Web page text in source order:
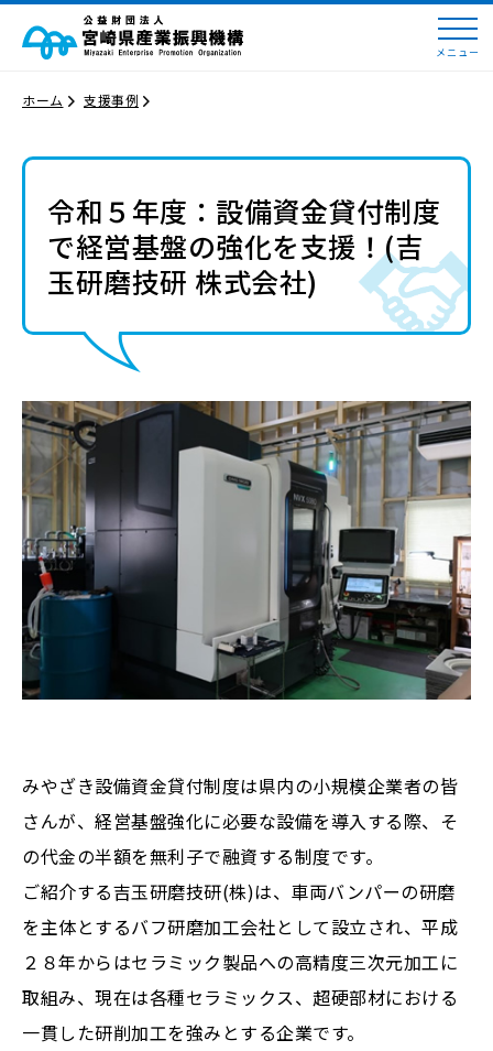
メニュー
ホーム 支援事例
令和５年度：設備資金貸付制度
で経営基盤の強化を支援！(吉
玉研磨技研 株式会社)
みやざき設備資金貸付制度は県内の小規模企業者の皆
さんが、経営基盤強化に必要な設備を導入する際、そ
の代金の半額を無利子で融資する制度です。
ご紹介する吉玉研磨技研(株)は、車両バンパーの研磨
を主体とするバフ研磨加工会社として設立され、平成
２８年からはセラミック製品への高精度三次元加工に
取組み、現在は各種セラミックス、超硬部材における
一貫した研削加工を強みとする企業です。